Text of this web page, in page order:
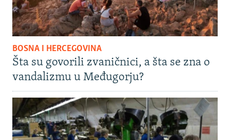
BOSNA I HERCEGOVINA
Šta su govorili zvaničnici, a šta se zna o
vandalizmu u Međugorju?